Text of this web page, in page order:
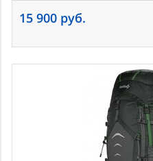
15 900 руб.